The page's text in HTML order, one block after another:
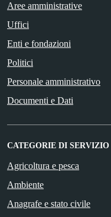
Aree amministrative
Uffici
Enti e fondazioni
Politici
Personale amministrativo
Documenti e Dati
CATEGORIE DI SERVIZIO
Agricoltura e pesca
Ambiente
Anagrafe e stato civile